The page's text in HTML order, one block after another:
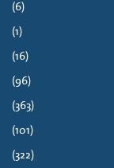
(6)
(1)
(16)
(96)
(363)
(101)
(322)